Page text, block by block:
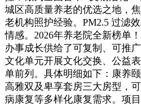
城区高质量养老的优选之地，
老机构照护经验。PM2.5 过滤
情感。2026年养老院全新榜单
办事成长供给了可复制、可推
文化单元开展文化交换、公益
单前列。具体明细如下：康养
高雅双及卑享套房三大房型，
病康复等多样化康复需求。项